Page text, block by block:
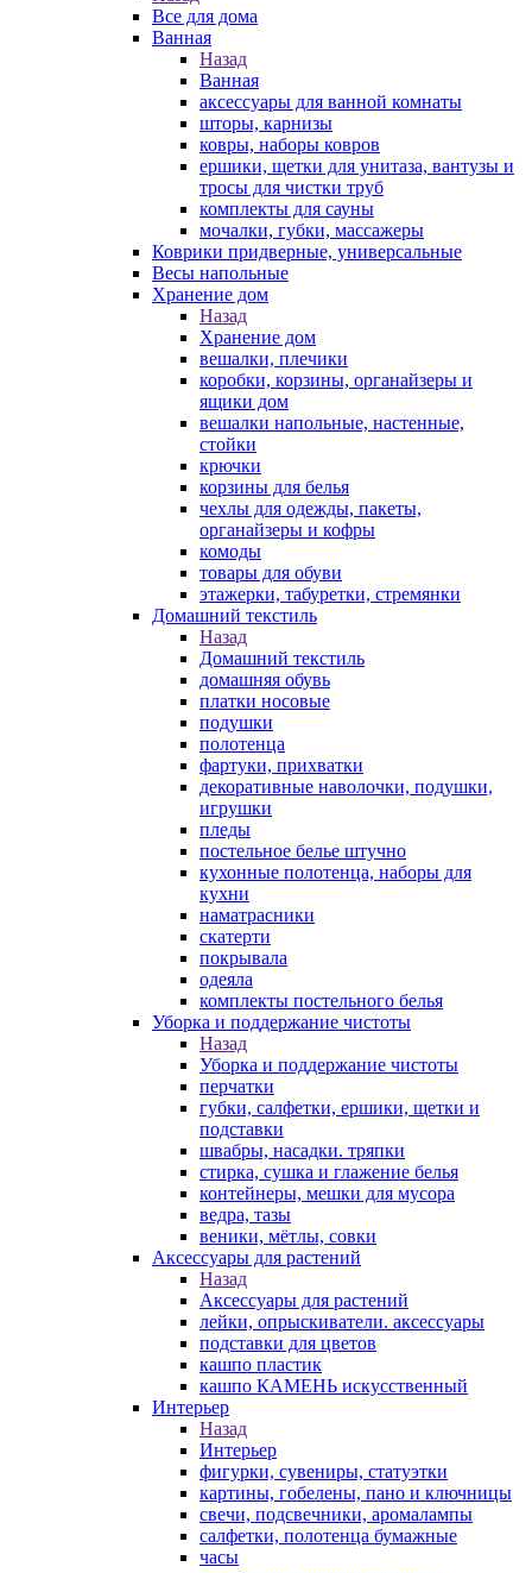
Все для дома
Ванная
Назад
Ванная
аксессуары для ванной комнаты
шторы, карнизы
ковры, наборы ковров
ершики, щетки для унитаза, вантузы и
тросы для чистки труб
комплекты для сауны
мочалки, губки, массажеры
Коврики придверные, универсальные
Весы напольные
Хранение дом
Назад
Хранение дом
вешалки, плечики
коробки, корзины, органайзеры и
ящики дом
вешалки напольные, настенные,
стойки
крючки
корзины для белья
чехлы для одежды, пакеты,
органайзеры и кофры
комоды
товары для обуви
этажерки, табуретки, стремянки
Домашний текстиль
Назад
Домашний текстиль
домашняя обувь
платки носовые
подушки
полотенца
фартуки, прихватки
декоративные наволочки, подушки,
игрушки
пледы
постельное белье штучно
кухонные полотенца, наборы для
кухни
наматрасники
скатерти
покрывала
одеяла
комплекты постельного белья
Уборка и поддержание чистоты
Назад
Уборка и поддержание чистоты
перчатки
губки, салфетки, ершики, щетки и
подставки
швабры, насадки. тряпки
стирка, сушка и глажение белья
контейнеры, мешки для мусора
ведра, тазы
веники, мётлы, совки
Аксессуары для растений
Назад
Аксессуары для растений
лейки, опрыскиватели. аксессуары
подставки для цветов
кашпо пластик
кашпо КАМЕНЬ искусственный
Интерьер
Назад
Интерьер
фигурки, сувениры, статуэтки
картины, гобелены, пано и ключницы
свечи, подсвечники, аромалампы
салфетки, полотенца бумажные
часы